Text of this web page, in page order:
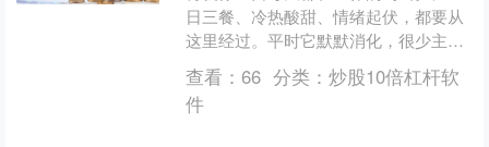
日三餐、冷热酸甜、情绪起伏，都要从
这里经过。平时它默默消化，很少主
动“喊苦”。可一旦里面住进了幽门螺杆
菌，这口小锅的锅壁就可....
查看： 66 分类： 炒股10倍杠杆软
件